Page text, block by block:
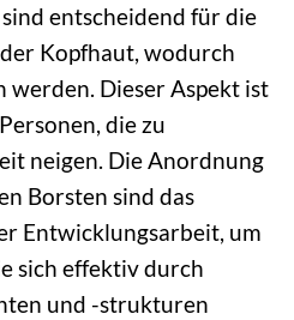
entscheidend für die
Kopfhaut, wodurch
Dieser Aspekt ist
die zu
neigen. Die Anordnung
Borsten sind das
Entwicklungsarbeit, um
sich effektiv durch
und -strukturen